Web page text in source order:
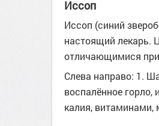
Иссоп
Иссоп (синий
настоящий лекарь.
отличающимися
Слева направо: 1.
воспалённое
калия,